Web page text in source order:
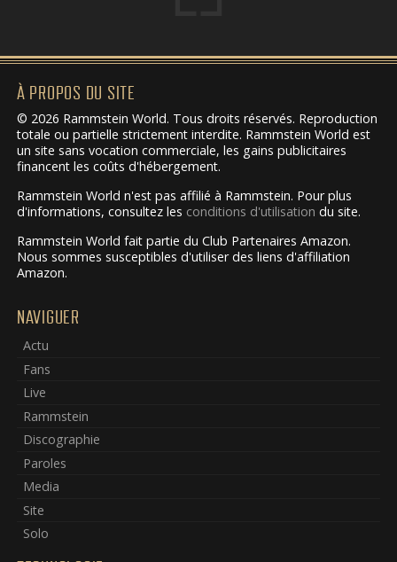
À PROPOS DU SITE
© 2026 Rammstein World. Tous droits réservés. Reproduction
totale ou partielle strictement interdite. Rammstein World est
un site sans vocation commerciale, les gains publicitaires
financent les coûts d'hébergement.
Rammstein World n'est pas affilié à Rammstein. Pour plus
d'informations, consultez les conditions d'utilisation du site.
Rammstein World fait partie du Club Partenaires Amazon.
Nous sommes susceptibles d'utiliser des liens d'affiliation
Amazon.
NAVIGUER
Actu
Fans
Live
Rammstein
Discographie
Paroles
Media
Site
Solo